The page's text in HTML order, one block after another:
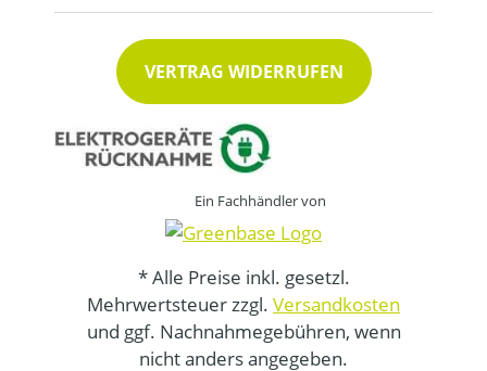
VERTRAG WIDERRUFEN
Ein Fachhändler von
* Alle Preise inkl. gesetzl.
Mehrwertsteuer zzgl. Versandkosten
und ggf. Nachnahmegebühren, wenn
nicht anders angegeben.